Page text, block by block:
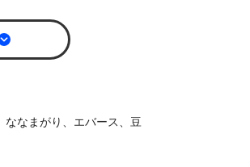
なまがり、エバース、豆